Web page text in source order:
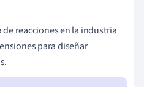
reacciones en la industria
para diseñar